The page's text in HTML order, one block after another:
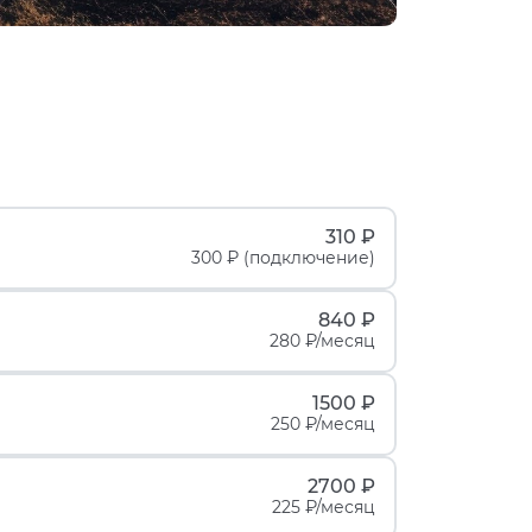
310 ₽
300 ₽ (подключение)
840 ₽
280 ₽/месяц
1500 ₽
250 ₽/месяц
2700 ₽
225 ₽/месяц